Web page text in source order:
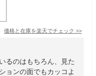
価格と在庫を楽天でチェック >>
るのはもちろん、見た
ョンの面でもカッコよ